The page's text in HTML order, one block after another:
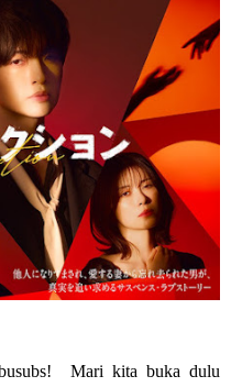
Mari kita buka dulu